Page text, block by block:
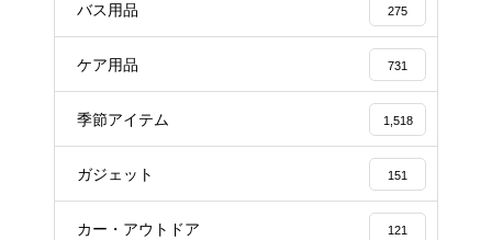
バス用品 275
ケア用品 731
季節アイテム 1,518
ガジェット 151
カー・アウトドア 121